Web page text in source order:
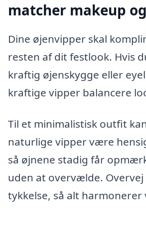
matcher makeup
Dine øjenvipper skal
resten af dit festlook. Hvis
kraftig øjenskygge eller
kraftige vipper balancere
Til et minimalistisk outfit
naturlige vipper være
så øjnene stadig får
uden at overvælde. Overvej
tykkelse, så alt harmonerer